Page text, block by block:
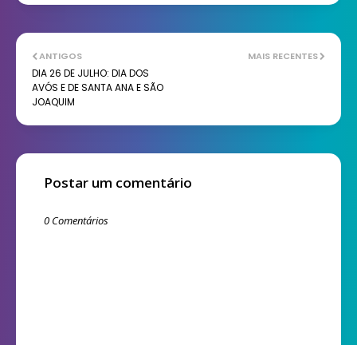
MAIS RECENTES
ANTIGOS
DIA 26 DE JULHO: DIA DOS
AVÓS E DE SANTA ANA E SÃO
JOAQUIM
Postar um comentário
0 Comentários